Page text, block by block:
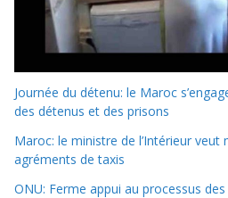
Journée du détenu: le Maroc
des détenus et des prisons
Maroc: le ministre de l’Intérieur veut
agréments de taxis
ONU: Ferme appui au processus